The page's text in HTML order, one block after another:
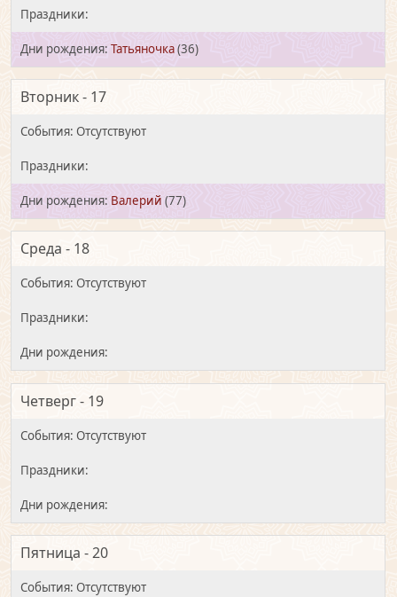
Татьяночка(36)
Вторник - 17
Валерий (77)
Среда - 18
Четверг - 19
Пятница - 20